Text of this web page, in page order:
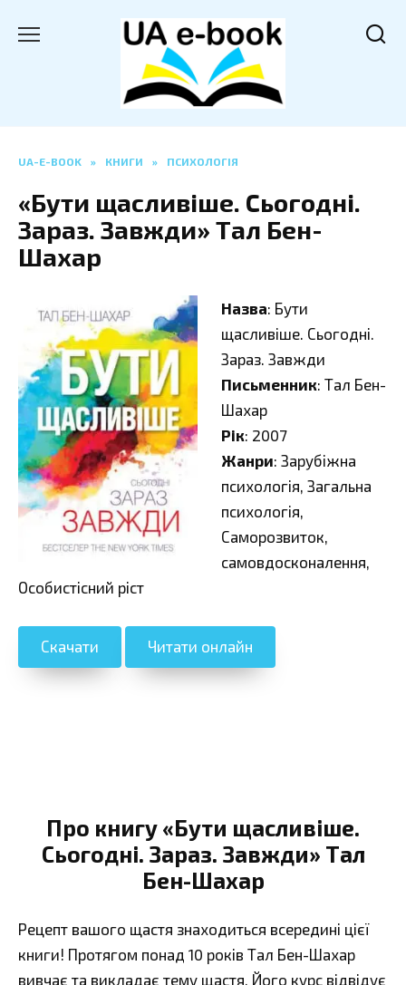
UA-E-BOOK » КНИГИ » ПСИХОЛОГІЯ
«Бути щасливіше. Сьогодні.
Зараз. Завжди» Тал Бен-
Шахар
Назва: Бути
щасливіше. Сьогодні.
Зараз. Завжди
Письменник: Тал Бен-
Шахар
Рік: 2007
Жанри: Зарубіжна
психологія, Загальна
психологія,
Саморозвиток,
самовдосконалення,
Особистісний ріст
Скачати Читати онлайн
Про книгу «Бути щасливіше.
Сьогодні. Зараз. Завжди» Тал
Бен-Шахар
Рецепт вашого щастя знаходиться всередині цієї
книги! Протягом понад 10 років Тал Бен-Шахар
вивчає та викладає тему щастя. Його курс відвідує